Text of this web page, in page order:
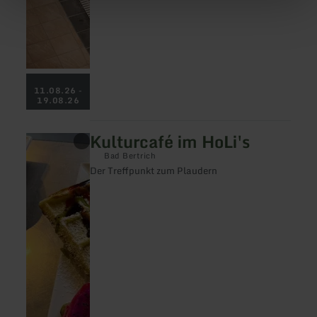
11.08.26 -
19.08.26
Kulturcafé im HoLi's
Bad Bertrich
Der Treffpunkt zum Plaudern
mehr
zu:
HoLi's